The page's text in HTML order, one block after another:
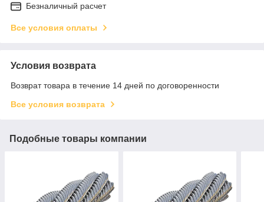
Безналичный расчет
Все условия оплаты
Условия возврата
Возврат товара в течение 14 дней по договоренности
Все условия возврата
Подобные товары компании